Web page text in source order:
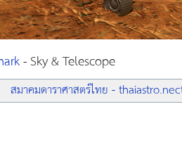
- Sky & Telescope
สมาคมดาราศาสตร์ไทย -